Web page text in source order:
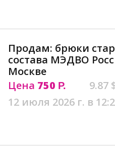
Продам: брюки
состава МЭДВО
Москве
Цена 750 Р.
9.87
12 июля 2026 г. в